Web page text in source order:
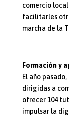
comercio local
facilitarles
marcha de la
Formación y
El año
dirigidas a
ofrecer 104
impulsar la